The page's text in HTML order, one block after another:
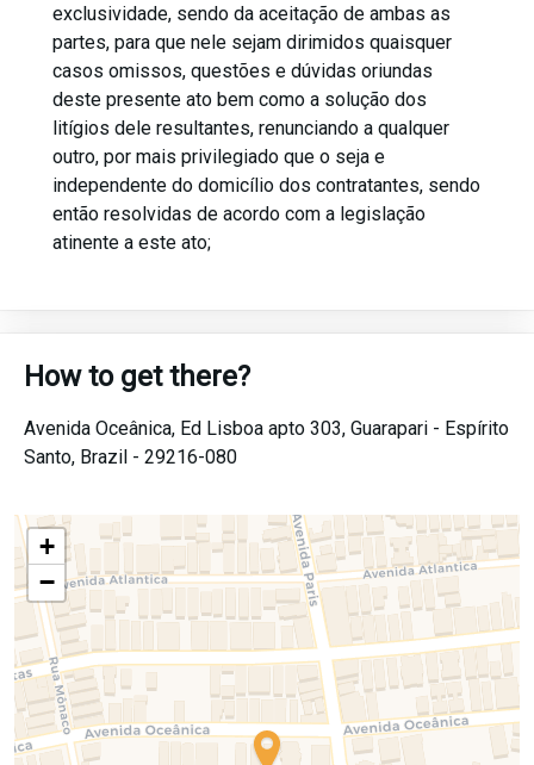
exclusividade, sendo da aceitação de ambas as
partes, para que nele sejam dirimidos quaisquer
casos omissos, questões e dúvidas oriundas
deste presente ato bem como a solução dos
litígios dele resultantes, renunciando a qualquer
outro, por mais privilegiado que o seja e
independente do domicílio dos contratantes, sendo
então resolvidas de acordo com a legislação
atinente a este ato;
How to get there?
Avenida Oceânica, Ed Lisboa apto 303, Guarapari - Espírito
Santo, Brazil - 29216-080
+
−